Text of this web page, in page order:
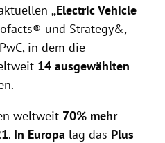
„Electric Vehicle
und Strategy&,
in dem die
14 ausgewählten
weltweit 70% mehr
. In Europa lag das Plus